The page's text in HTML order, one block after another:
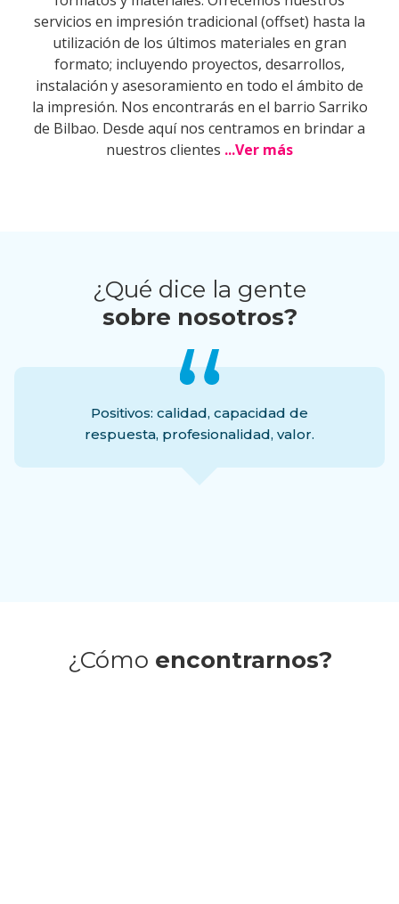
servicios en impresión tradicional (offset) hasta la
utilización de los últimos materiales en gran
formato; incluyendo proyectos, desarrollos,
instalación y asesoramiento en todo el ámbito de
la impresión. Nos encontrarás en el barrio Sarriko
de Bilbao. Desde aquí nos centramos en brindar a
nuestros clientes ...Ver más
¿Qué dice la gente
sobre nosotros?
Positivos: calidad, capacidad de
respuesta, profesionalidad, valor.
¿Cómo encontrarnos?